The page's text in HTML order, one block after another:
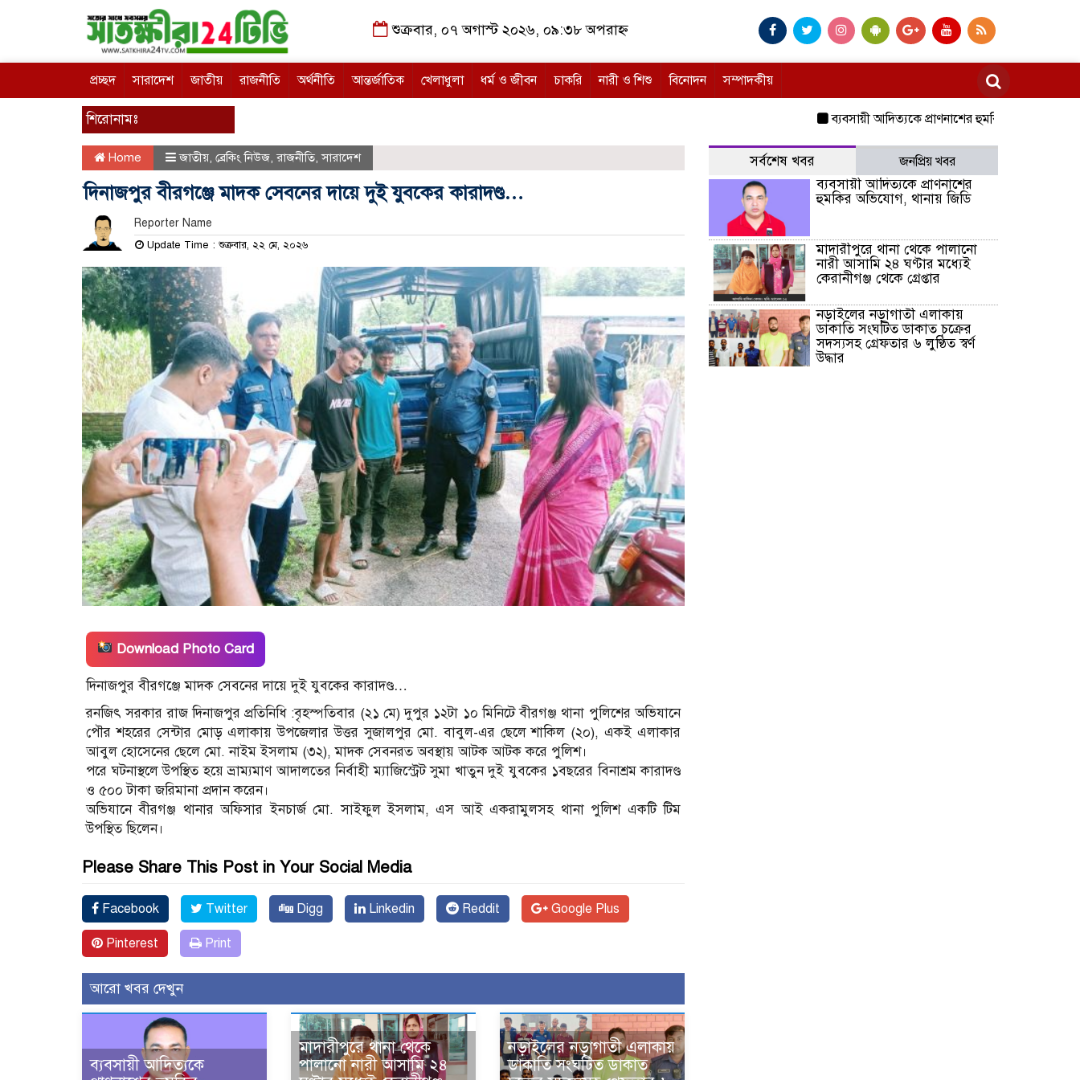
শুক্রবার, ০৭ অগাস্ট ২০২৬, ০৯:৩৮ অপরাহ্ন
প্রচ্ছদ সারাদেশ জাতীয় রাজনীতি অর্থনীতি আন্তর্জাতিক খেলাধুলা ধর্ম ও জীবন চাকরি নারী ও শিশু বিনোদন সম্পাদকীয়
শিরোনামঃ ব্যবসায়ী আদিত্যকে প্রাণনাশের হুমকির অভিযোগ, থানায়
Home জাতীয়, ব্রেকিং নিউজ, রাজনীতি,সারাদেশ
দিনাজপুর বীরগঞ্জে মাদক সেবনের দায়ে দুই যুবকের কারাদণ্ড…
Reporter Name
Update Time : শুক্রবার, ২২ মে, ২০২৬
Download Photo Card
দিনাজপুর বীরগঞ্জে মাদক সেবনের দায়ে দুই যুবকের কারাদণ্ড…
রনজিৎ সরকার রাজ দিনাজপুর প্রতিনিধি :বৃহস্পতিবার (২১ মে) দুপুর ১২টা ১০ মিনিটে বীরগঞ্জ থানা পুলিশের অভিযানে
পৌর শহরের সেন্টার মোড় এলাকায় উপজেলার উত্তর সুজালপুর মো. বাবুল-এর ছেলে শাকিল (২০), একই এলাকার
আবুল হোসেনের ছেলে মো. নাইম ইসলাম (৩২), মাদক সেবনরত অবস্থায় আটক আটক করে পুলিশ।
পরে ঘটনাস্থলে উপস্থিত হয়ে ভ্রাম্যমাণ আদালতের নির্বাহী ম্যাজিস্ট্রেট সুমা খাতুন দুই যুবকের ১বছরের বিনাশ্রম কারাদণ্ড
ও ৫০০ টাকা জরিমানা প্রদান করেন।
অভিযানে বীরগঞ্জ থানার অফিসার ইনচার্জ মো. সাইফুল ইসলাম, এস আই একরামুলসহ থানা পুলিশ একটি টিম
উপস্থিত ছিলেন।
Please Share This Post in Your Social Media
Facebook Twitter Digg Linkedin Reddit Google Plus
Pinterest Print
আরো খবর দেখুন
ব্যবসায়ী আদিত্যকে
মাদারীপুরে থানা থেকে
পালানো নারী আসামি ২৪
নড়াইলের নড়াগাতী এলাকায়
ডাকাতি সংঘটিত ডাকাত
সর্বশেষ খবর জনপ্রিয় খবর
ব্যবসায়ী আদিত্যকে প্রাণনাশের
হুমকির অভিযোগ, থানায় জিডি
মাদারীপুরে থানা থেকে পালানো
নারী আসামি ২৪ ঘণ্টার মধ্যেই
কেরানীগঞ্জ থেকে গ্রেপ্তার
নড়াইলের নড়াগাতী এলাকায়
ডাকাতি সংঘটিত ডাকাত চক্রের
সদস্যসহ গ্রেফতার ৬ লুণ্ঠিত স্বর্ণ
উদ্ধার